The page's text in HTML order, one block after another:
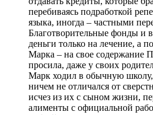
перебиваясь подработкой
языка, иногда – частными
Благотворительные фонды и
деньги только на лечение, а
Марка – на свое содержание
просила, даже у своих
Марк ходил в обычную
ничем не отличался от
исчез из их с сыном жизни,
алименты с официальной